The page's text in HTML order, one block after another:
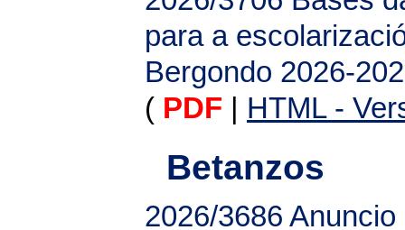
para a
Bergondo 2026-
( PDF HTML -
Betanzos
2026/3686 Anuncio